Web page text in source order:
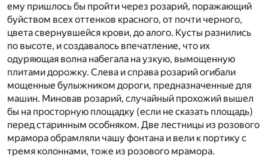
ему пришлось бы пройти через розарий, поражающий
буйством всех оттенков красного, от почти черного,
цвета свернувшейся крови, до алого. Кусты разнились
по высоте, и создавалось впечатление, что их
одуряющая волна набегала на узкую, вымощенную
плитами дорожку. Слева и справа розарий огибали
мощенные булыжником дороги, предназначенные для
машин. Миновав розарий, случайный прохожий вышел
бы на просторную площадку (если не сказать площадь)
перед старинным особняком. Две лестницы из розового
мрамора обрамляли чашу фонтана и вели к портику с
тремя колоннами, тоже из розового мрамора.